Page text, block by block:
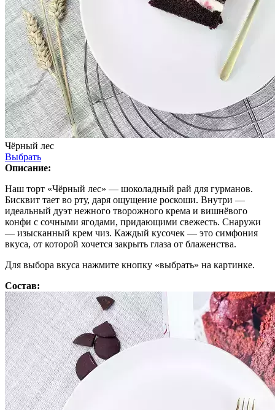
Чёрный лес
Выбрать
Описание:
Наш торт «Чёрный лес» — шоколадный рай для гурманов.
Бисквит тает во рту, даря ощущение роскоши. Внутри —
идеальный дуэт нежного творожного крема и вишнёвого
конфи с сочными ягодами, придающими свежесть. Снаружи
— изысканный крем чиз. Каждый кусочек — это симфония
вкуса, от которой хочется закрыть глаза от блаженства.
Для выбора вкуса нажмите кнопку «выбрать» на картинке.
Состав: